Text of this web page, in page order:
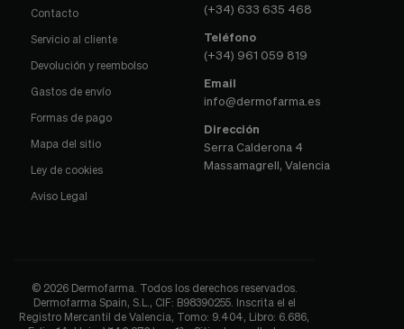
Contacto
Servicio al cliente
Devolución y reembolso
Gastos de envío
Formas de pago
Mapa del sitio
Ley de cookies
Aviso Legal
(+34) 633 635 468
Teléfono
(+34) 961 059 819
Email
info@dermofarma.es
Dirección
Serra Calderona 4
Massamagrell, Valencia
© 2026 Dermofarma. Todos los derechos reservados.
Dermofarma Spain, S.L., CIF: B98390255. Inscrita el el
Registro Mercantil de Valencia, Tomo: 9.404, Libro: 6.686,